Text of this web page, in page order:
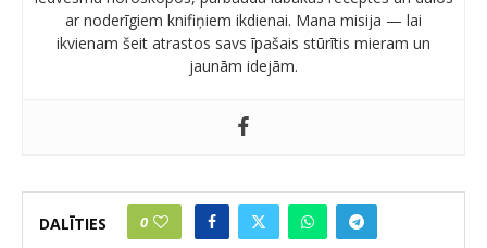
ar noderīgiem knifiņiem ikdienai. Mana misija — lai
ikvienam šeit atrastos savs īpašais stūrītis mieram un
jaunām idejām.
DALĪTIES 0